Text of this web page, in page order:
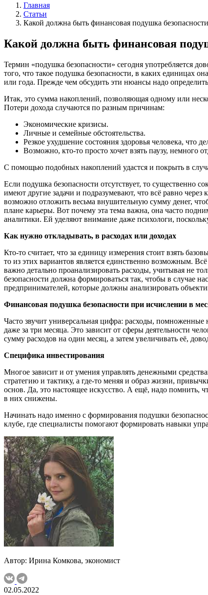
Главная
Статьи
Какой должна быть финансовая подушка
Какой должна быть финансовая
Термин «подушка безопасности» сегодня употребляется
того, что такое подушка безопасности, в каких единицах
или года. Прежде чем обсудить эти нюансы надо
Итак, это сумма накоплений, позволяющая одному или
Потери дохода случаются по разным причинам:
Экономические кризисы.
Личные и семейные обстоятельства.
Резкое ухудшение состояния здоровья человека,
Возможно, кто-то просто хочет взять паузу, немного
С помощью подобных накоплений удастся и покрыть в
Если подушка безопасности отсутствует, то существенно
имеют другие задачи и подразумевают, что всё равно
возможно отложить весьма внушительную сумму денег,
плане карьеры. Вот почему эта тема важна, она часто
аналитики. Ей уделяют внимание даже психологи,
Как нужно откладывать, в расходах или доходах
Кто-то считает, что за единицу измерения стоит взять
то из этих вариантов является единственно возможным.
важно детально проанализировать расходы, учитывая не
безопасности должна формироваться так, чтобы в случае
предпринимателей, которые должны анализировать
Финансовая подушка безопасности при исчислении в
Часто звучит универсальная цифра: расходы, помноженные
даже за три месяца. Это зависит от сферы деятельности
сумму расходов на один месяц, а затем увеличивать её,
Специфика инвестирования
Многое зависит и от умения управлять денежными
стратегию и тактику, а где-то меняя и образ жизни,
основ. Да, это настоящее искусство. А ещё, надо помнить,
в них снижены.
Начинать надо именно с формирования подушки
клубе, где специалисты помогают формировать навыки
Автор: Ирина Комкова, экономист
02.05.2022